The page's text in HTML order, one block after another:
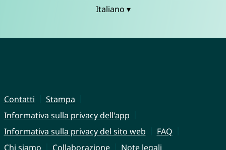
Italiano ▾
Contatti
Stampa
Informativa sulla privacy dell'app
Informativa sulla privacy del sito web
FAQ
Chi siamo
Collaborazione Note legali